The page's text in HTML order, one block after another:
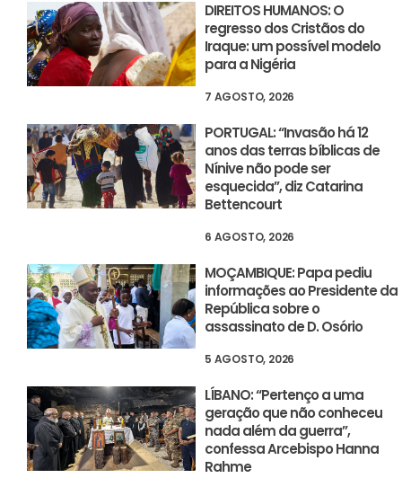
DIREITOS HUMANOS: O
regresso dos Cristãos do
Iraque: um possível modelo
para a Nigéria
7 AGOSTO, 2026
PORTUGAL: “Invasão há 12
anos das terras bíblicas de
Nínive não pode ser
esquecida”, diz Catarina
Bettencourt
6 AGOSTO, 2026
MOÇAMBIQUE: Papa pediu
informações ao Presidente da
República sobre o
assassinato de D. Osório
5 AGOSTO, 2026
LÍBANO: “Pertenço a uma
geração que não conheceu
nada além da guerra”,
confessa Arcebispo Hanna
Rahme